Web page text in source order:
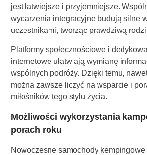
jest łatwiejsze i przyjemniejsze.
wydarzenia integracyjne budują silne
uczestnikami, tworząc prawdziwą
Platformy społecznościowe i
internetowe ułatwiają wymianę
wspólnych podróży. Dzięki temu,
można zawsze liczyć na wsparcie i
miłośników tego stylu życia.
Możliwości wykorzystania
porach roku
Nowoczesne samochody kempingowe